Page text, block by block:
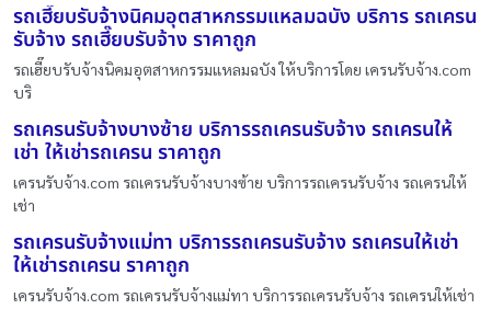
รถเฮี๊ยบรับจ้างนิคมอุตสาหกรรมแหลมฉบัง บริการ รถเครน
รับจ้าง รถเฮี๊ยบรับจ้าง ราคาถูก
รถเฮี๊ยบรับจ้างนิคมอุตสาหกรรมแหลมฉบัง ให้บริการโดย เครนรับจ้าง.com
บริ
รถเครนรับจ้างบางซ้าย บริการรถเครนรับจ้าง รถเครนให้
เช่า ให้เช่ารถเครน ราคาถูก
เครนรับจ้าง.com รถเครนรับจ้างบางซ้าย บริการรถเครนรับจ้าง รถเครนให้
เช่า
รถเครนรับจ้างแม่ทา บริการรถเครนรับจ้าง รถเครนให้เช่า
ให้เช่ารถเครน ราคาถูก
เครนรับจ้าง.com รถเครนรับจ้างแม่ทา บริการรถเครนรับจ้าง รถเครนให้เช่า